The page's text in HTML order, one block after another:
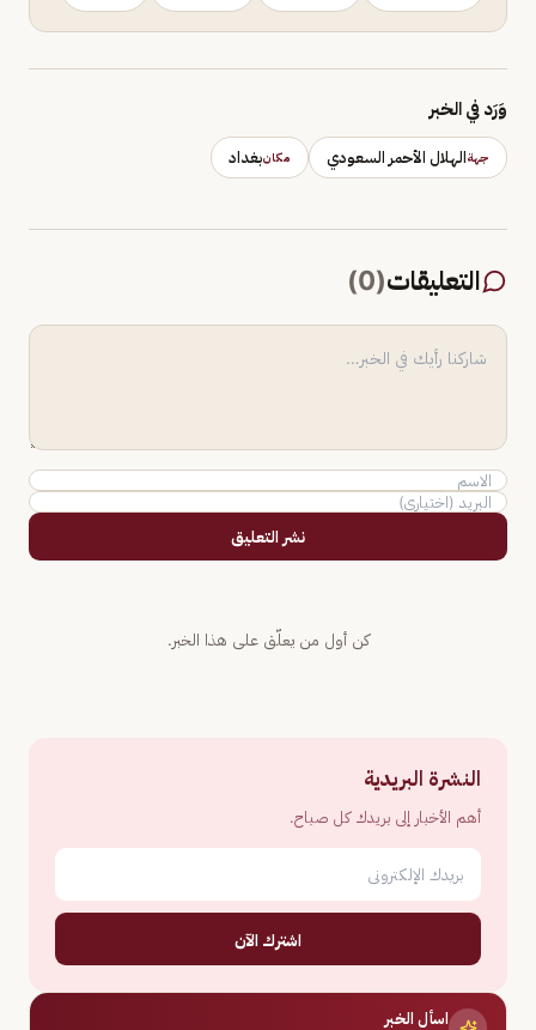
وَرَد في الخبر
جهةالهلال الأحمر السعودي مكانبغداد
التعليقات(
0
)
نشر التعليق
كن أول من يعلّق على هذا الخبر.
النشرة البريدية
أهم الأخبار إلى بريدك كل صباح.
اشترك الآن
اسأل الخبر